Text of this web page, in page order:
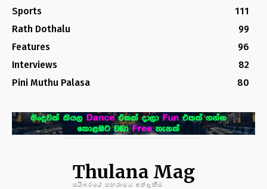
Sports
111
Rath Dothalu
99
Features
96
Interviews
82
Pini Muthu Palasa
80
Thulana Mag
සයිබරයේ සඟරාමය අත්දැකීම